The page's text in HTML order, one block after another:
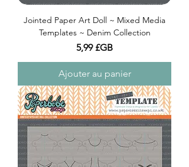
Jointed Paper Art Doll ~ Mixed Media
Templates ~ Denim Collection
Prix
5,99 £GB
Ajouter au panier